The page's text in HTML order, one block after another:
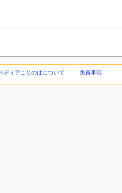
ディアことのはについて 免責事項